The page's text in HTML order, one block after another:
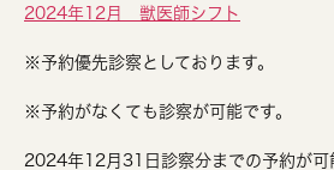
2024年12月 獣医師シフト
※予約優先診察としております。
※予約がなくても診察が可能です。
2024年12月31日診察分までの予約が可